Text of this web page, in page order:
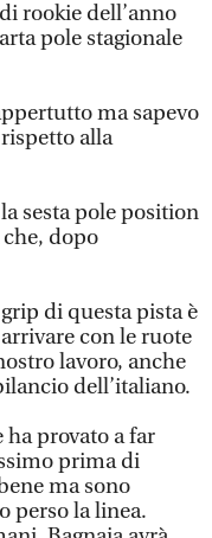
rookie dell’anno
pole stagionale
ma sapevo
alla
sesta pole position
che, dopo
di questa pista è
con le ruote
lavoro, anche
dell’italiano.
ha provato a far
prima di
ma sono
perso la linea.